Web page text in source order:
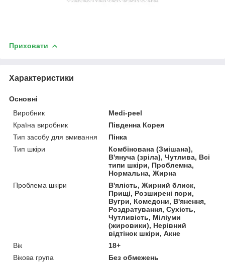
Приховати
Характеристики
Основні
Виробник
Medi-peel
Країна виробник
Південна Корея
Тип засобу для вмивання
Пінка
Тип шкіри
Комбінована (Змішана),
В'януча (зріла), Чутлива, Всі
типи шкіри, Проблемна,
Нормальна, Жирна
Проблема шкіри
В'ялість, Жирний блиск,
Прищі, Розширені пори,
Вугри, Комедони, В'янення,
Роздратування, Сухість,
Чутливість, Міліуми
(жировики), Нерівний
відтінок шкіри, Акне
Вік
18+
Вікова група
Без обмежень